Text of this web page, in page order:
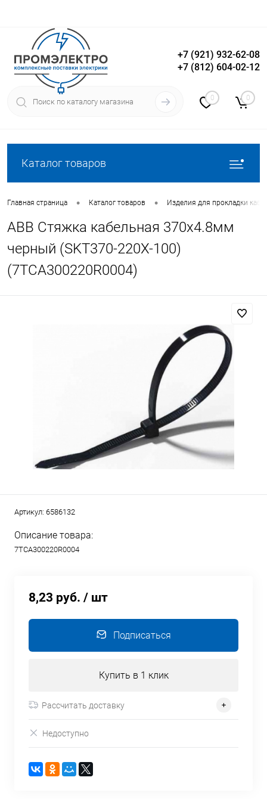
Вход Регистрация
+7 (921) 932-62-08
+7 (812) 604-02-12
0 0
Каталог товаров
Главная страница • Каталог товаров • Изделия для прокладки
ABB Стяжка кабельная 370х4.8мм
черный (SKT370-220X-100)
(7TCA300220R0004)
Артикул: 6586132
Описание товара:
7TCA300220R0004
8,23 руб. / шт
Подписаться
Купить в 1 клик
Рассчитать доставку
Недоступно